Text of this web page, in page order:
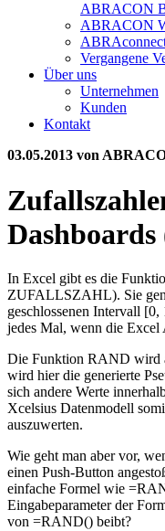
ABRACON
ABRACON
Vergangene
Über uns
Unternehmen
Kunden
Kontakt
03.05.2013 von
Dashboards
In Excel gibt es die
ZUFALLSZAHL). Sie
geschlossenen Intervall
jedes Mal, wenn die Excel
Die Funktion RAND wird
wird hier die generierte
sich andere Werte
Xcelsius Datenmodell
auszuwerten.
Wie geht man aber vor,
einen Push-Button
einfache Formel wie
Eingabeparameter der
von =RAND() beibt?